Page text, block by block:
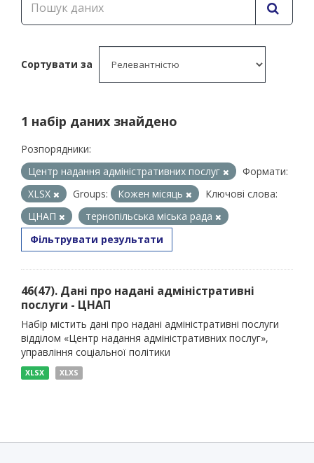
Сортувати за
1 набір даних знайдено
Розпорядники:
Центр надання адміністративних послуг
Формати:
XLSX
Groups: Кожен місяць
Ключові слова:
ЦНАП
тернопільська міська рада
Фільтрувати результати
46(47). Дані про надані адміністративні
послуги - ЦНАП
Набір містить дані про надані адміністративні послуги
відділом «Центр надання адміністративних послуг»,
управління соціальної політики
XLSX XLXS